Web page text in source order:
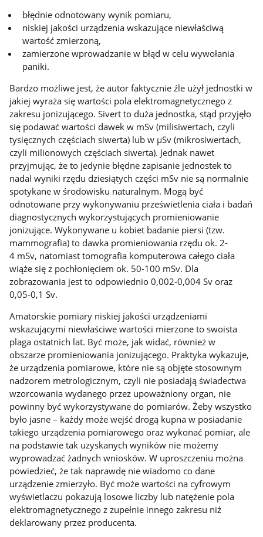
błędnie odnotowany wynik pomiaru,
niskiej jakości urządzenia wskazujące niewłaściwą
wartość zmierzoną,
zamierzone wprowadzanie w błąd w celu wywołania
paniki.
Bardzo możliwe jest, że autor faktycznie źle użył jednostki w
jakiej wyraża się wartości pola elektromagnetycznego z
zakresu jonizującego. Sivert to duża jednostka, stąd przyjęło
się podawać wartości dawek w mSv (milisiwertach, czyli
tysięcznych częściach siwerta) lub w µSv (mikrosiwertach,
czyli milionowych częściach siwerta). Jednak nawet
przyjmując, że to jedynie błędne zapisanie jednostek to
nadal wyniki rzędu dziesiątych części mSv nie są normalnie
spotykane w środowisku naturalnym. Mogą być
odnotowane przy wykonywaniu prześwietlenia ciała i badań
diagnostycznych wykorzystujących promieniowanie
jonizujące. Wykonywane u kobiet badanie piersi (tzw.
mammografia) to dawka promieniowania rzędu ok. 2-
4 mSv, natomiast tomografia komputerowa całego ciała
wiąże się z pochłonięciem ok. 50-100 mSv. Dla
zobrazowania jest to odpowiednio 0,002-0,004 Sv oraz
0,05-0,1 Sv.
Amatorskie pomiary niskiej jakości urządzeniami
wskazującymi niewłaściwe wartości mierzone to swoista
plaga ostatnich lat. Być może, jak widać, również w
obszarze promieniowania jonizującego. Praktyka wykazuje,
że urządzenia pomiarowe, które nie są objęte stosownym
nadzorem metrologicznym, czyli nie posiadają świadectwa
wzorcowania wydanego przez upoważniony organ, nie
powinny być wykorzystywane do pomiarów. Żeby wszystko
było jasne – każdy może wejść drogą kupna w posiadanie
takiego urządzenia pomiarowego oraz wykonać pomiar, ale
na podstawie tak uzyskanych wyników nie możemy
wyprowadzać żadnych wniosków. W uproszczeniu można
powiedzieć, że tak naprawdę nie wiadomo co dane
urządzenie zmierzyło. Być może wartości na cyfrowym
wyświetlaczu pokazują losowe liczby lub natężenie pola
elektromagnetycznego z zupełnie innego zakresu niż
deklarowany przez producenta.